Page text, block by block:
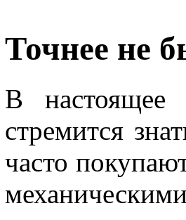
Точнее не
В настоящее
стремится
часто